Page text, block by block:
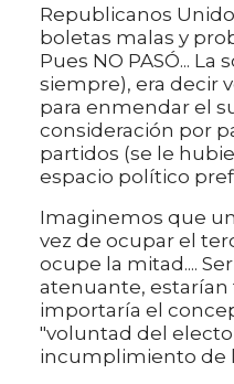
Republicanos
boletas malas y
Pues NO PASÓ...
siempre), era decir
para enmendar el
consideración por
partidos (se le
espacio político
Imaginemos que
vez de ocupar el
ocupe la mitad....
atenuante, estarían
importaría el
"voluntad del
incumplimiento de